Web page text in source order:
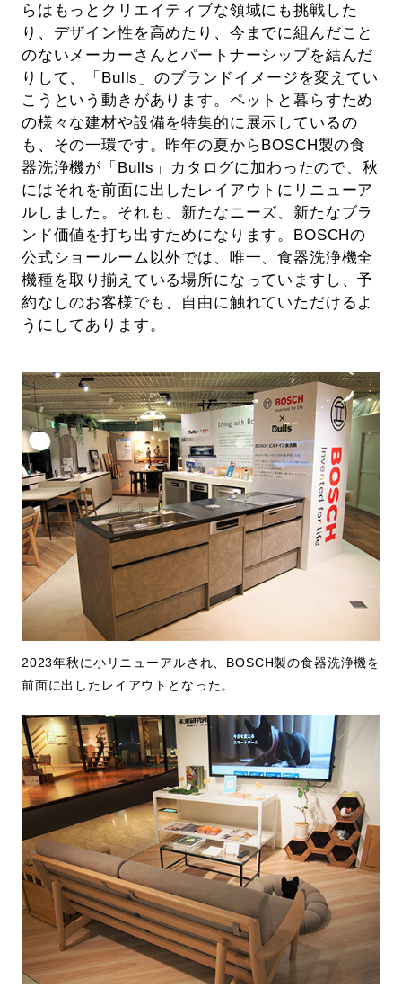
らはもっとクリエイティブな領域にも挑戦した
り、デザイン性を高めたり、今までに組んだこと
のないメーカーさんとパートナーシップを結んだ
りして、「Bulls」のブランドイメージを変えてい
こうという動きがあります。ペットと暮らすため
の様々な建材や設備を特集的に展示しているの
も、その一環です。昨年の夏からBOSCH製の食
器洗浄機が「Bulls」カタログに加わったので、秋
にはそれを前面に出したレイアウトにリニューア
ルしました。それも、新たなニーズ、新たなブラ
ンド価値を打ち出すためになります。BOSCHの
公式ショールーム以外では、唯一、食器洗浄機全
機種を取り揃えている場所になっていますし、予
約なしのお客様でも、自由に触れていただけるよ
うにしてあります。
2023年秋に小リニューアルされ、BOSCH製の食器洗浄機を
前面に出したレイアウトとなった。